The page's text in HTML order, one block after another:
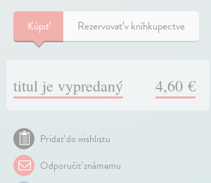
Kúpiť Rezervovať v kníhkupectve
titul je vypredaný 4,60 €
Pridať do wishlistu
Odporučiť známemu